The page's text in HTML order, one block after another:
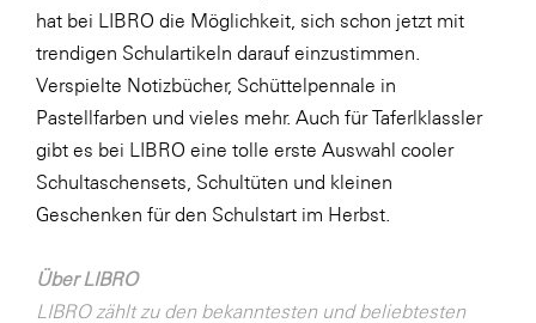
JELD-WEN DANA
kosaplaner
Libro
Lidl Österreich
Die Menü-Manufaktur
MTH Retail Group
hat bei LIBRO die Möglichkeit, sich schon jetzt mit
trendigen Schulartikeln darauf einzustimmen.
Verspielte Notizbücher, Schüttelpennale in
Pastellfarben und vieles mehr. Auch für Taferlklassler
gibt es bei LIBRO eine tolle erste Auswahl cooler
Schultaschensets, Schultüten und kleinen
Geschenken für den Schulstart im Herbst.
Über LIBRO
LIBRO zählt zu den bekanntesten und beliebtesten